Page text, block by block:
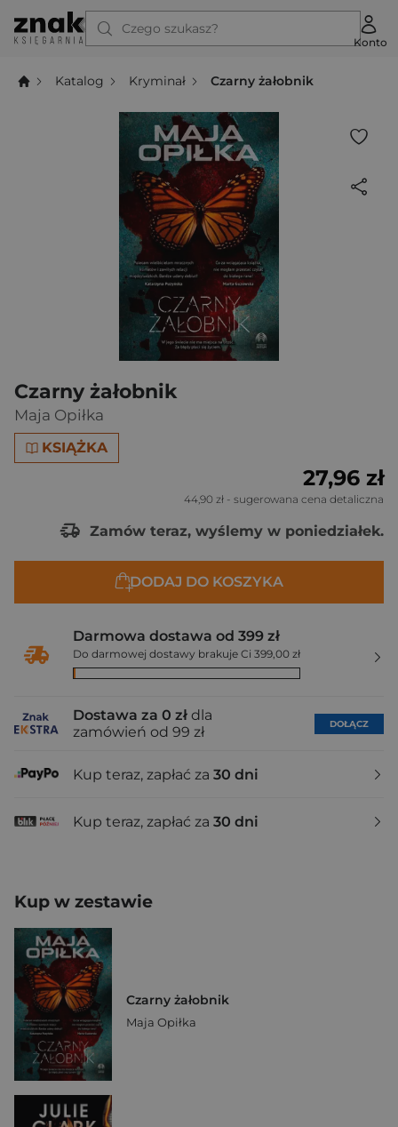
Czego szukasz?
Konto
Katalog Kryminał Czarny żałobnik
Czarny żałobnik
Maja Opiłka
KSIĄŻKA
27,96 zł
44,90 zł - sugerowana cena detaliczna
Zamów teraz, wyślemy w poniedziałek.
DODAJ DO KOSZYKA
Darmowa dostawa od 399 zł
Do darmowej dostawy brakuje Ci 399,00 zł
Dostawa za 0 zł dla
zamówień od 99 zł
DOŁĄCZ
Kup teraz, zapłać za 30 dni
Kup teraz, zapłać za 30 dni
Kup w zestawie
Czarny żałobnik
Maja Opiłka